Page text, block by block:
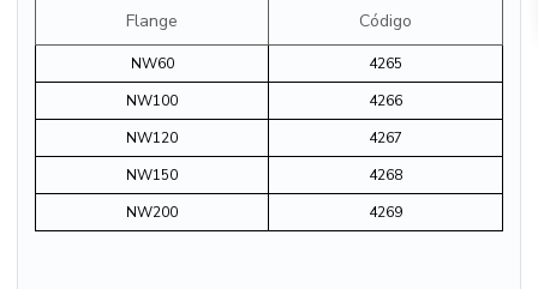
Flange Código
NW60
4265
NW100
4266
NW120
4267
NW150
4268
NW200
4269